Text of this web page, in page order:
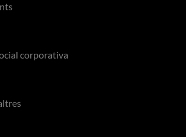
corporativa